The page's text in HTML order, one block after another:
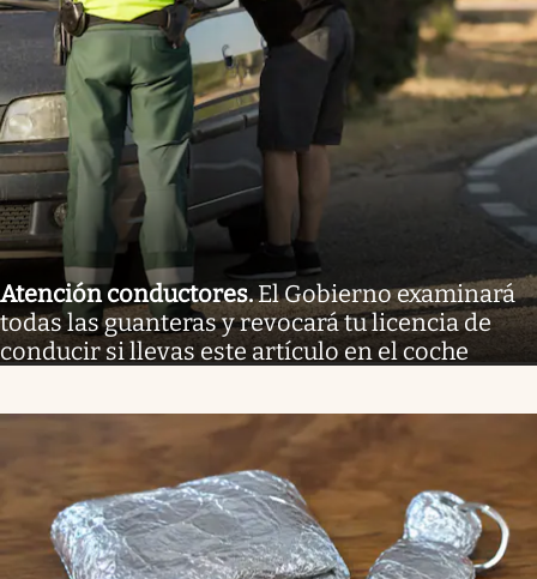
Atención conductores.El Gobierno examinará
todas las guanteras y revocará tu licencia de
conducir si llevas este artículo en el coche